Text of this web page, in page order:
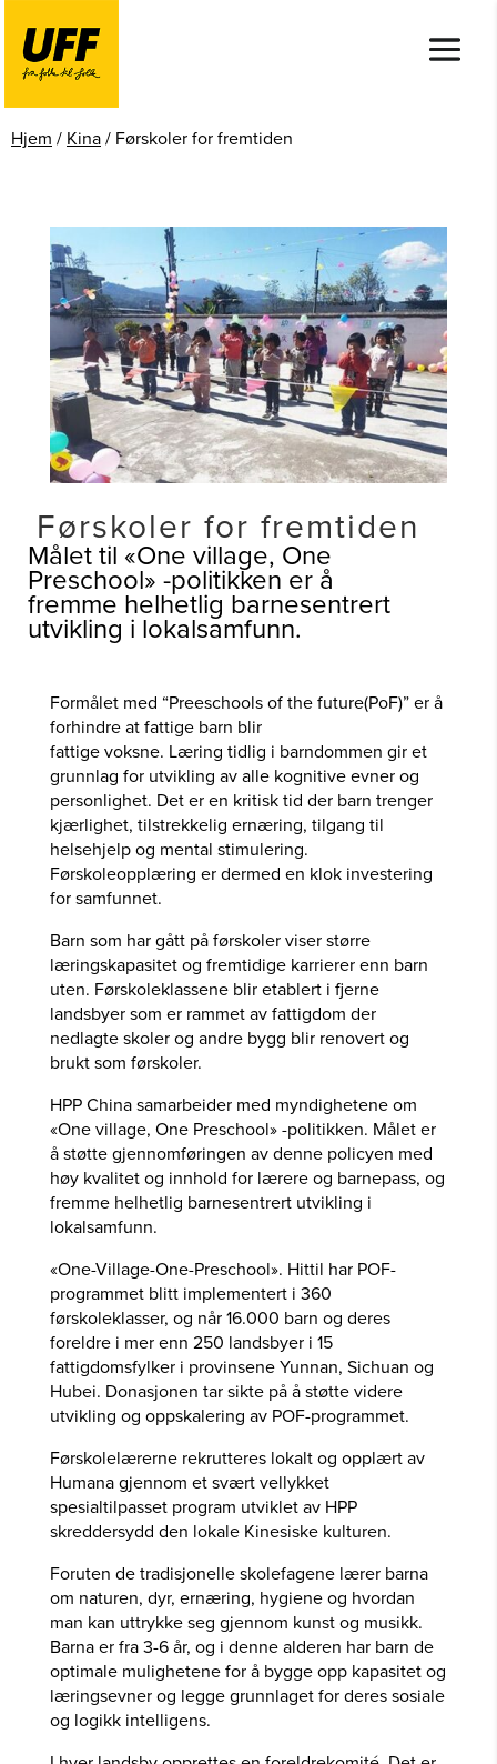
Hjem / Kina / Førskoler for fremtiden
Førskoler for fremtiden
Målet til «One village, One
Preschool» -politikken er å
fremme helhetlig barnesentrert
utvikling i lokalsamfunn.
Formålet med “Preeschools of the future(PoF)” er å
forhindre at fattige barn blir
fattige voksne. Læring tidlig i barndommen gir et
grunnlag for utvikling av alle kognitive evner og
personlighet. Det er en kritisk tid der barn trenger
kjærlighet, tilstrekkelig ernæring, tilgang til
helsehjelp og mental stimulering.
Førskoleopplæring er dermed en klok investering
for samfunnet.
Barn som har gått på førskoler viser større
læringskapasitet og fremtidige karrierer enn barn
uten. Førskoleklassene blir etablert i fjerne
landsbyer som er rammet av fattigdom der
nedlagte skoler og andre bygg blir renovert og
brukt som førskoler.
HPP China samarbeider med myndighetene om
«One village, One Preschool» -politikken. Målet er
å støtte gjennomføringen av denne policyen med
høy kvalitet og innhold for lærere og barnepass, og
fremme helhetlig barnesentrert utvikling i
lokalsamfunn.
«One-Village-One-Preschool». Hittil har POF-
programmet blitt implementert i 360
førskoleklasser, og når 16.000 barn og deres
foreldre i mer enn 250 landsbyer i 15
fattigdomsfylker i provinsene Yunnan, Sichuan og
Hubei. Donasjonen tar sikte på å støtte videre
utvikling og oppskalering av POF-programmet.
Førskolelærerne rekrutteres lokalt og opplært av
Humana gjennom et svært vellykket
spesialtilpasset program utviklet av HPP
skreddersydd den lokale Kinesiske kulturen.
Foruten de tradisjonelle skolefagene lærer barna
om naturen, dyr, ernæring, hygiene og hvordan
man kan uttrykke seg gjennom kunst og musikk.
Barna er fra 3-6 år, og i denne alderen har barn de
optimale mulighetene for å bygge opp kapasitet og
læringsevner og legge grunnlaget for deres sosiale
og logikk intelligens.